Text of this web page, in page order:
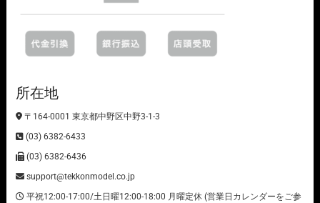
所在地
〒164-0001 東京都中野区中野3-1-3
(03) 6382-6433
(03) 6382-6436
support@tekkonmodel.co.jp
平祝12:00-17:00/土日曜12:00-18:00 月曜定休 (営業日カレンダーをご参